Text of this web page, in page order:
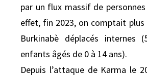
par un flux massif de
effet, fin 2023, on comptait
Burkinabè déplacés internes
enfants âgés de 0 à 14 ans).
Depuis l’attaque de Karma le